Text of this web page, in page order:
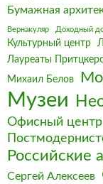
Бумажная
Вернакуляр Доходный
Культурный центр
Лауреаты
Михаил Белов
Музеи
Офисный центр
Российские
Сергей Алексеев